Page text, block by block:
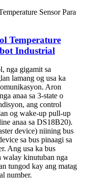
Temperature
Industrial
nga gigamit sa
lamang og usa ka
Aron
anaa sa 3-state o
ang control
og wake-up pull-up
anaa sa DS18B20).
device) niining bus
sa bus pinaagi sa
Ang usa ka bus
walay kinutuban nga
tungod kay ang matag
number.